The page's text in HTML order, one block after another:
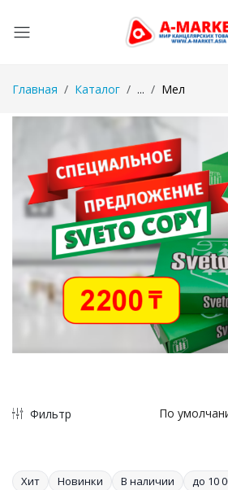
Главная Каталог ... Мел
Фильтр По
Хит Новинки В наличии до 10